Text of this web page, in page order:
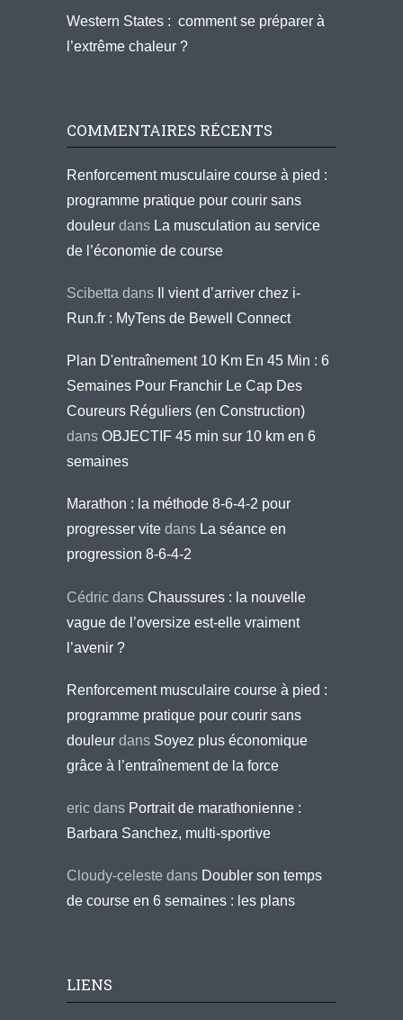
Western States : comment se préparer à
l’extrême chaleur ?
COMMENTAIRES RÉCENTS
Renforcement musculaire course à pied :
programme pratique pour courir sans
douleur dans La musculation au service
de l’économie de course
Scibetta dans
Il vient d’arriver chez i-
Run.fr : MyTens de Bewell Connect
Plan D'entraînement 10 Km En 45 Min : 6
Semaines Pour Franchir Le Cap Des
Coureurs Réguliers (en Construction)
dans OBJECTIF 45 min sur 10 km en 6
semaines
Marathon : la méthode 8-6-4-2 pour
progresser vite dans La séance en
progression 8-6-4-2
Cédric dans Chaussures : la nouvelle
vague de l’oversize est-elle vraiment
l’avenir ?
Renforcement musculaire course à pied :
programme pratique pour courir sans
douleur dans Soyez plus économique
grâce à l’entraînement de la force
eric dans Portrait de marathonienne :
Barbara Sanchez, multi-sportive
Cloudy-celeste dans Doubler son temps
de course en 6 semaines : les plans
LIENS